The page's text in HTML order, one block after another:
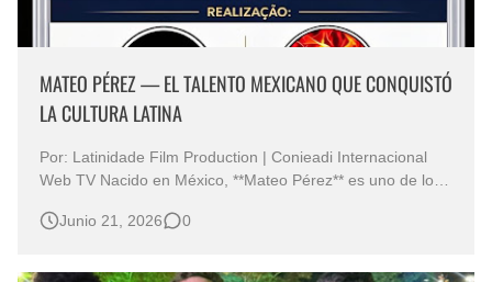
MATEO PÉREZ — EL TALENTO MEXICANO QUE CONQUISTÓ
LA CULTURA LATINA
Por: Latinidade Film Production | Conieadi Internacional
Web TV Nacido en México, **Mateo Pérez** es uno de los
Actor, cantante y ahora periodista digital, Mateo tiene una
compromiso con la …
Junio 21, 2026 0